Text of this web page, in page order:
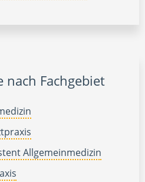
nach Fachgebiet
Allgemeinmedizin